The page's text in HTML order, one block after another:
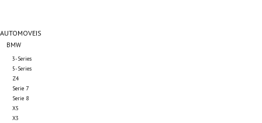
AUTOMOVEIS
BMW
3-Series
5-Series
Z4
Serie 7
Serie 8
X5
X3